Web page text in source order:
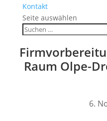
Kontakt
Seite auswählen
Raum Olpe-
6.